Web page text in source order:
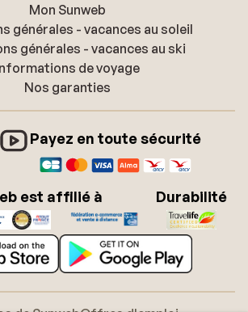
Mon Sunweb
générales - vacances au soleil
générales - vacances au ski
de voyage
Nos garanties
Payez en toute sécurité
est affilié à Durabilité